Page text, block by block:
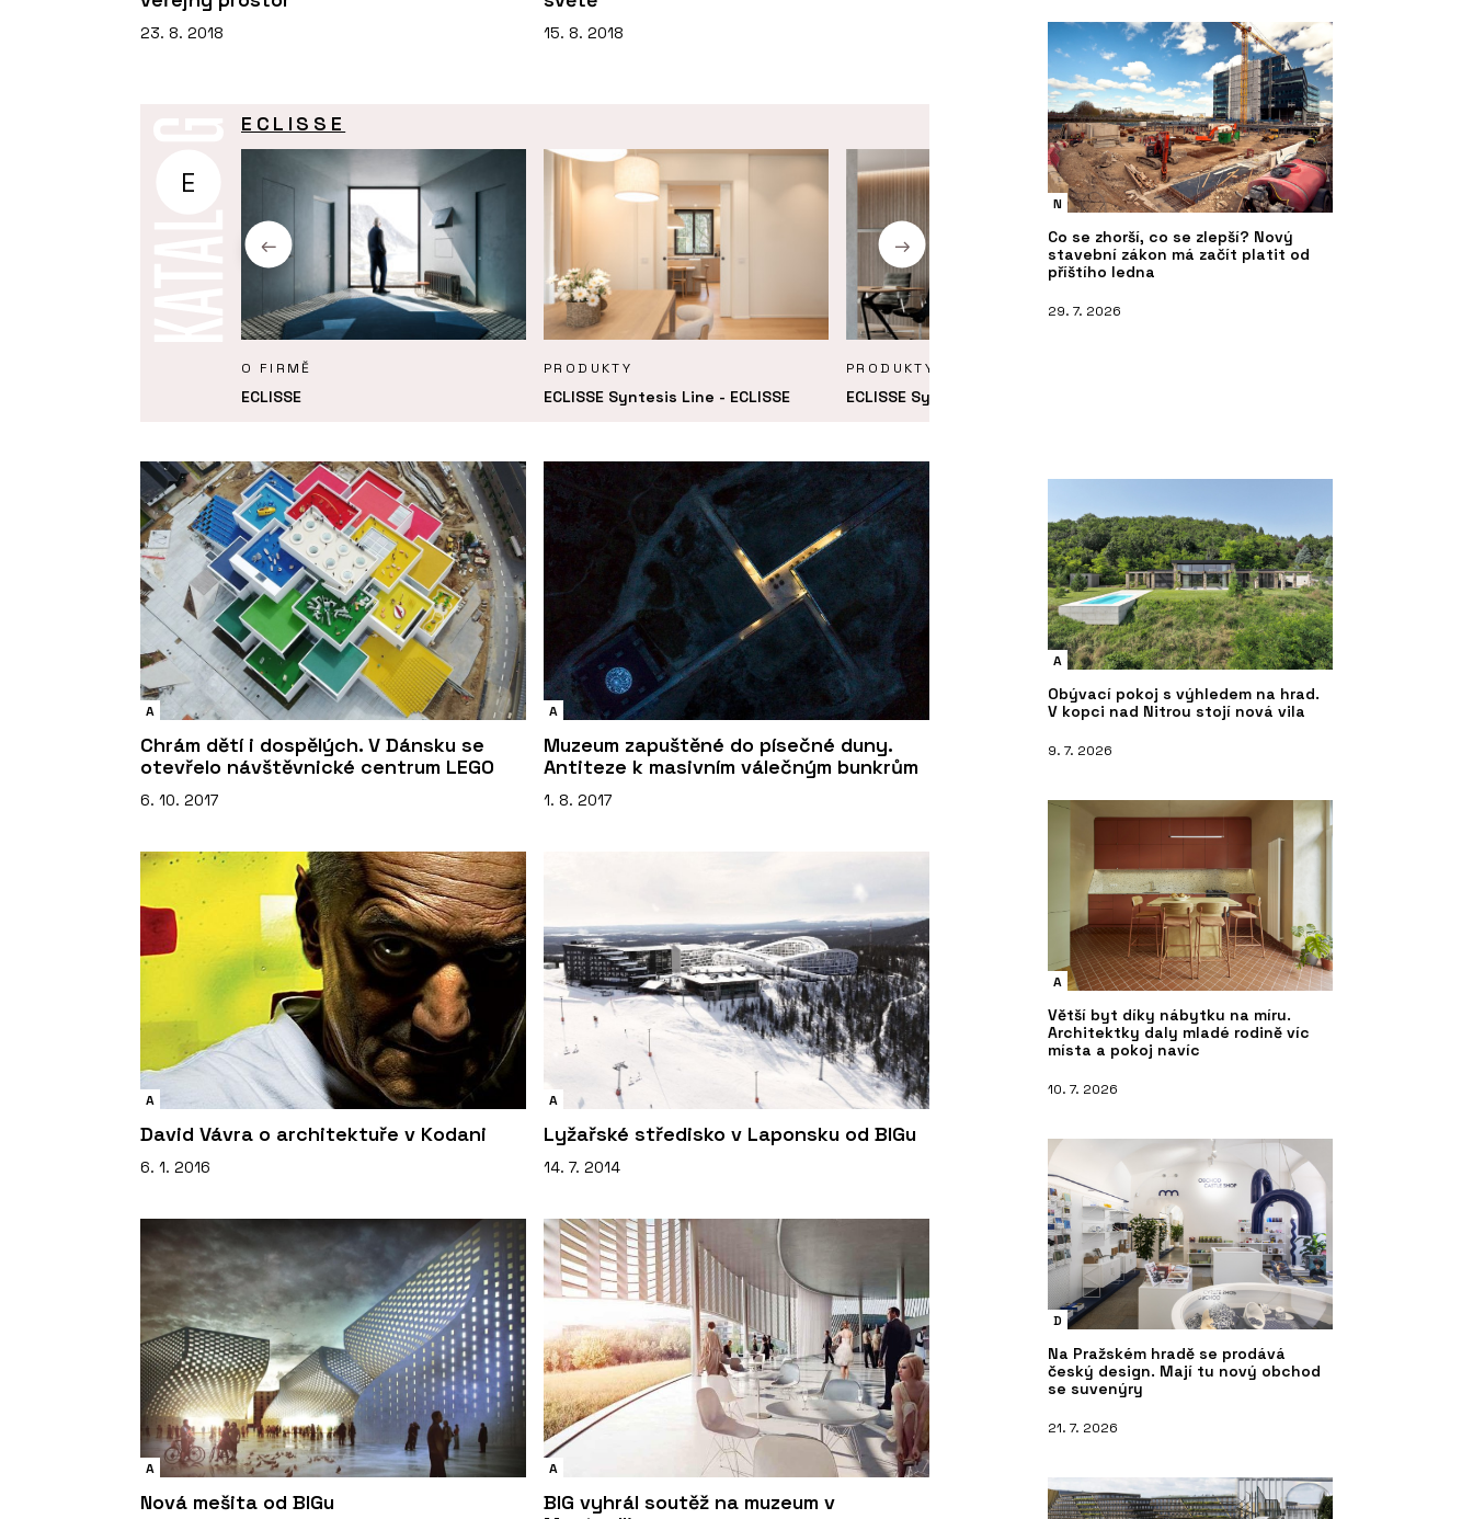
23. 8. 2018 15. 8. 2018
E
ECLISSE
O FIRMĚ
ECLISSE
PRODUKTY
ECLISSE Syntesis Line - ECLISSE
PRODUKTY
ECLISSE Syntesis Battente - ECLISSE
A
Chrám dětí i dospělých. V Dánsku se
otevřelo návštěvnické centrum LEGO
6. 10. 2017
A
Muzeum zapuštěné do písečné duny.
Antiteze k masivním válečným bunkrům
1. 8. 2017
A
David Vávra o architektuře v Kodani
6. 1. 2016
A
Lyžařské středisko v Laponsku od BIGu
14. 7. 2014
A
Nová mešita od BIGu
A
BIG vyhrál soutěž na muzeum v
N
Co se zhorší, co se zlepší? Nový
stavební zákon má začít platit od
příštího ledna
29. 7. 2026
A
Obývací pokoj s výhledem na hrad.
V kopci nad Nitrou stojí nová vila
9. 7. 2026
A
Větší byt díky nábytku na míru.
Architektky daly mladé rodině víc
místa a pokoj navíc
10. 7. 2026
D
Na Pražském hradě se prodává
český design. Mají tu nový obchod
se suvenýry
21. 7. 2026